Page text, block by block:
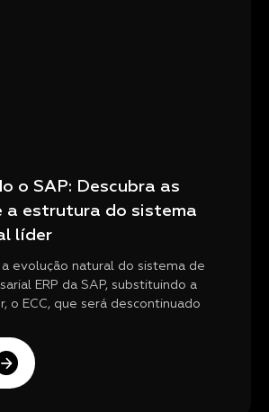
o SAP: Descubra as
a estrutura do sistema
líder
evolução natural do sistema de
ERP da SAP, substituindo a
o ECC, que será descontinuado